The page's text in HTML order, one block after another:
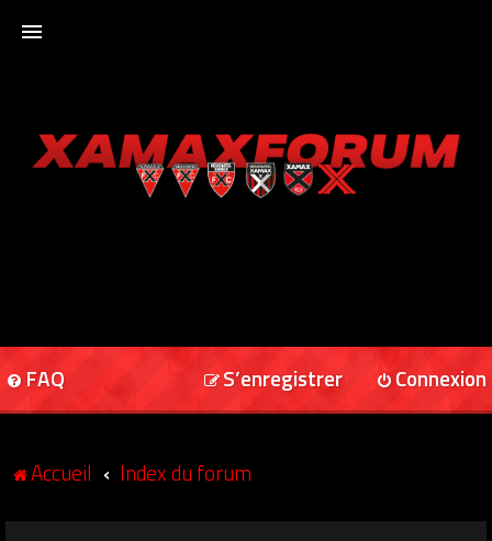
XAMAXFORUM
FAQ Connexion
S’enregistrer
Accueil Index du forum